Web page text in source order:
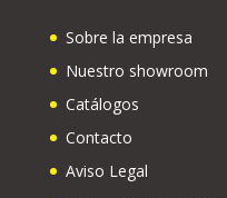
Sobre la empresa
Nuestro showroom
Catálogos
Contacto
Aviso Legal